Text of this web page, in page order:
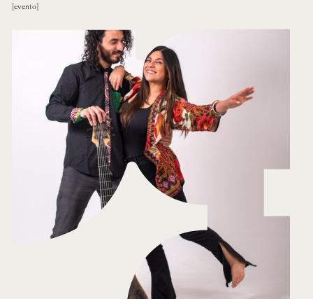
evento